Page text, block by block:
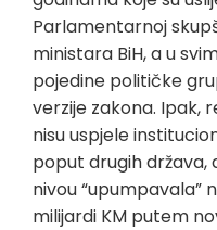
Parlamentarnoj
ministara BiH, a u
pojedine političke
verzije zakona. Ipak,
nisu uspjele
poput drugih država,
nivou “upumpavala”
milijardi KM putem